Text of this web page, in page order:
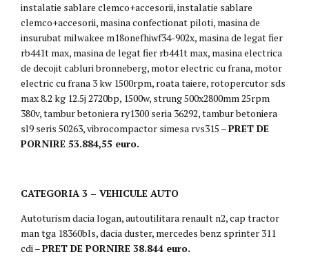
instalatie sablare clemco+accesorii, instalatie sablare
clemco+accesorii, masina confectionat piloti, masina de
insurubat milwakee m18onefhiwf34-902x, masina de legat fier
rb441t max, masina de legat fier rb441t max, masina electrica
de decojit cabluri bronneberg, motor electric cu frana, motor
electric cu frana 3 kw 1500rpm, roata taiere, rotopercutor sds
max 8.2 kg 12.5j 2720bp, 1500w, strung 500x2800mm 25rpm
380v, tambur betoniera ry1300 seria 36292, tambur betoniera
sl9 seris 50263, vibrocompactor simesa rvs315 –PRET DE
PORNIRE 53.884,55 euro.
CATEGORIA 3 – VEHICULE AUTO
Autoturism dacia logan, autoutilitara renault n2, cap tractor
man tga 18360bls, dacia duster, mercedes benz sprinter 311
cdi –PRET DE PORNIRE 38.844 euro.